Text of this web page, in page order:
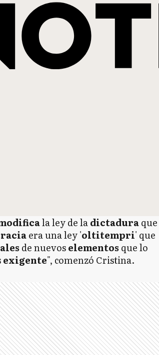
la ley de ladictaduraque
era una ley 'oltitempri' que
de nuevoselementos que lo
exigente", comenzó Cristina.